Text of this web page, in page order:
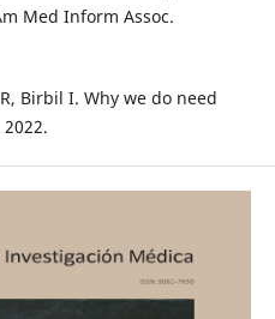
Med Inform Assoc.
Birbil I. Why we do need